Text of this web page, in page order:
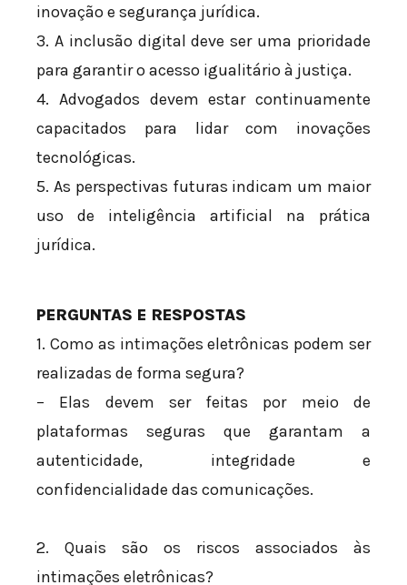
inovação e segurança jurídica.
3. A inclusão digital deve ser uma prioridade
para garantir o acesso igualitário à justiça.
4. Advogados devem estar continuamente
capacitados para lidar com inovações
tecnológicas.
5. As perspectivas futuras indicam um maior
uso de inteligência artificial na prática
jurídica.
PERGUNTAS E RESPOSTAS
1. Como as intimações eletrônicas podem ser
realizadas de forma segura?
– Elas devem ser feitas por meio de
plataformas seguras que garantam a
autenticidade, integridade e
confidencialidade das comunicações.
2. Quais são os riscos associados às
intimações eletrônicas?